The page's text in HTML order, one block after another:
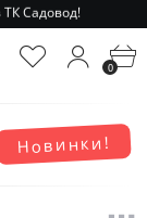
МСК!
ТК Садовод!
0
Новинки!